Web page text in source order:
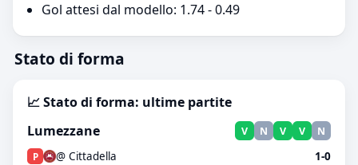
Gol attesi dal modello: 1.74 - 0.49
Stato di forma
📈 Stato di forma: ultime partite
Lumezzane
V N V V N
P @ Cittadella 1-0